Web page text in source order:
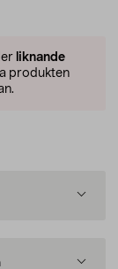
liknande
produkten